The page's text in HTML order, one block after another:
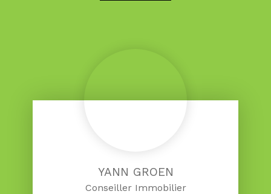
YANN GROEN
Conseiller Immobilier